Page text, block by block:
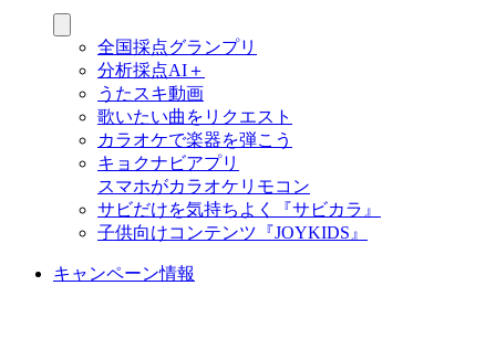
全国採点グランプリ
分析採点AI＋
うたスキ動画
歌いたい曲をリクエスト
カラオケで楽器を弾こう
キョクナビアプリ
スマホがカラオケリモコン
サビだけを気持ちよく『サビカラ』
子供向けコンテンツ『JOYKIDS』
キャンペーン情報